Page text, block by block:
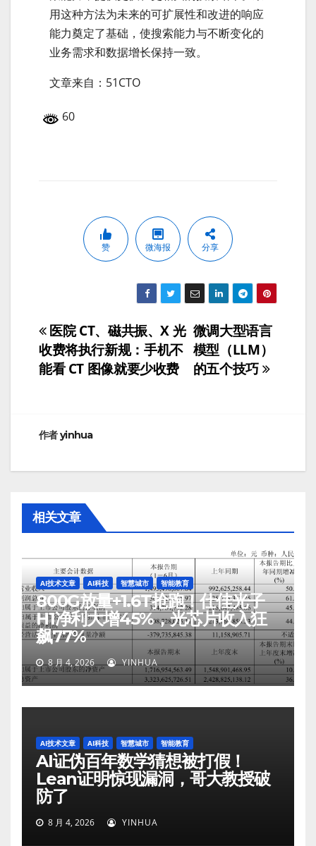
用这种方法为未来的可扩展性和改进的响应
能力奠定了基础，使搜索能力与不断变化的
业务需求和数据增长保持一致。
文章来自：51CTO
60
赞 微海报 分享
文
章
微调大型语言
模型（LLM）
的五个技巧
医院 CT、磁共振、X 光
收费将执行新规：手机不
能看 CT 图像就要少收费
作者yinhua
相关文章
AI技术文章 AI科技 智慧城市 智能教育
800G放量+1.6T抢跑！仕佳光子
H1净利大增45%，光芯片收入狂
飙77%
8 月 4, 2026 YINHUA
AI技术文章 AI科技 智慧城市 智能教育
AI证伪百年数学猜想被打假！
Lean证明惊现漏洞，哥大教授破
防了
8 月 4, 2026 YINHUA